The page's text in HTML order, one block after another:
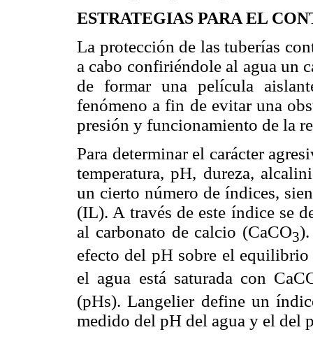
ESTRATEGIAS PARA EL
La protección de las tuberías
a cabo confiriéndole al agua un
de formar una película
fenómeno a fin de evitar una
presión y funcionamiento de la
Para determinar el carácter
temperatura, pH, dureza,
un cierto número de índices,
(IL). A través de este índice se
al carbonato de calcio (CaCO3
efecto del pH sobre el
el agua está saturada con
(pHs). Langelier define un
medido del pH del agua y el del